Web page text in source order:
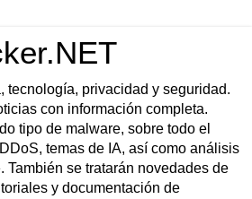
tecnología, privacidad y seguridad.
con información completa.
tipo de malware, sobre todo el
temas de IA, así como análisis
También se tratarán novedades de
y documentación de